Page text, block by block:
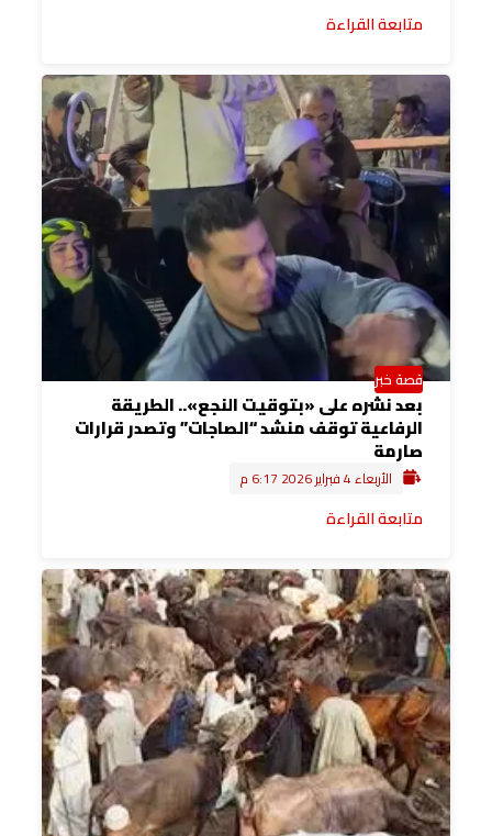
متابعة القراءة
قصة خبر
بعد نشره على «بتوقيت النجع».. الطريقة
الرفاعية توقف منشد “الصاجات” وتصدر قرارات
صارمة
الأربعاء 4 فبراير 2026 6:17 م
متابعة القراءة